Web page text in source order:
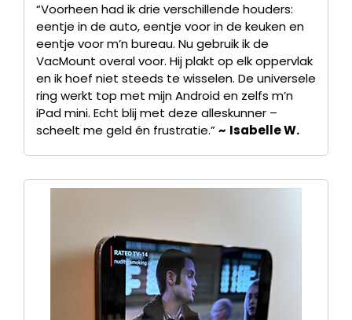
“Voorheen had ik drie verschillende houders:
eentje in de auto, eentje voor in de keuken en
eentje voor m’n bureau. Nu gebruik ik de
VacMount overal voor. Hij plakt op elk oppervlak
en ik hoef niet steeds te wisselen. De universele
ring werkt top met mijn Android en zelfs m’n
iPad mini. Echt blij met deze alleskunner –
scheelt me geld én frustratie.”~ Isabelle W.